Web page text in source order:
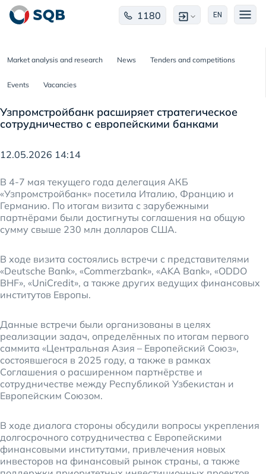
1180 EN
Market analysis and research News Tenders and competitions
Events Vacancies
Узпромстройбанк расширяет стратегическое
сотрудничество с европейскими банками
12.05.2026 14:14
В 4-7 мая текущего года делегация АКБ
«Узпромстройбанк» посетила Италию, Францию и
Германию. По итогам визита с зарубежными
партнёрами были достигнуты соглашения на общую
сумму свыше 230 млн долларов США.
В ходе визита состоялись встречи с представителями
«Deutsche Bank», «Commerzbank», «AKA Bank», «ODDO
BHF», «UniCredit», а также других ведущих финансовых
институтов Европы.
Данные встречи были организованы в целях
реализации задач, определённых по итогам первого
саммита «Центральная Азия – Европейский Союз»,
состоявшегося в 2025 году, а также в рамках
Соглашения о расширенном партнёрстве и
сотрудничестве между Республикой Узбекистан и
Европейским Союзом.
В ходе диалога стороны обсудили вопросы укрепления
долгосрочного сотрудничества с Европейскими
финансовыми институтами, привлечения новых
инвесторов на финансовый рынок страны, а также